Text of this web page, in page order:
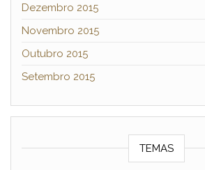
Dezembro 2015
Novembro 2015
Outubro 2015
Setembro 2015
TEMAS